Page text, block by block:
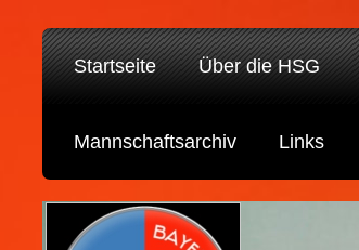
Startseite Über die HSG
Mannschaftsarchiv Links